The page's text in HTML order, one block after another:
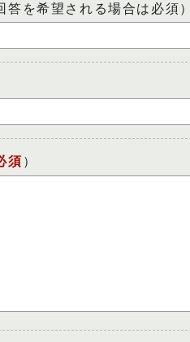
を希望される場合は必須）
須 ）